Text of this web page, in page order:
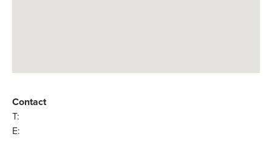
Contact
T:
E: